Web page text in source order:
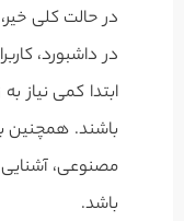
در حالت کلی
ابتدا کمی نیاز
باشند. همچنین
باشد.